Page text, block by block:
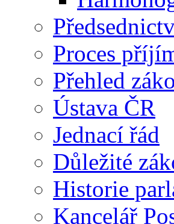
Proces
Přehled
Ústava ČR
Jednací řád
Důležité
Historie
Kancelář